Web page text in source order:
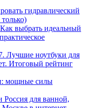
гидравлический
Как выбрать идеальный
ноутбуки для
Итоговый рейтинг
мощные силы
Россия для ванной,